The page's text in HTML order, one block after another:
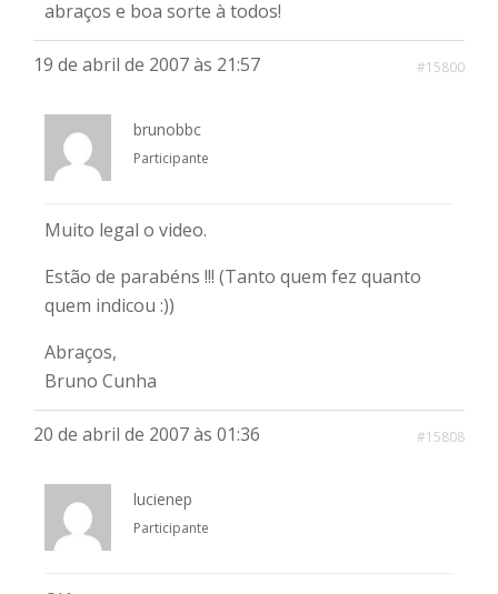
abraços e boa sorte à todos!
19 de abril de 2007 às 21:57 #15800
brunobbc
Participante
Muito legal o video.
Estão de parabéns !!! (Tanto quem fez quanto
quem indicou :))
Abraços,
Bruno Cunha
20 de abril de 2007 às 01:36 #15808
lucienep
Participante